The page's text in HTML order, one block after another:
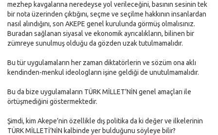
mezhep kavgalarına neredeyse yol verileceğini, basının sesinin tek
bir nota üzerinden çıktığını, seçme ve seçilme hakkının insanlardan
nasıl alındığını, son AKEPE genel kurulunda görmüş olmalısınız.
Buradan sağlanan siyasal ve ekonomik ayrıcalıkların, bilinen bir
zümreye sunulmuş olduğu da gözden uzak tutulmamalıdır.
Bu tür uygulamaların her zaman diktatörlerin ve sözüm ona aklı
kendinden-menkul ideologların işine geldiği de unutulmamalıdır.
Bu da bize uygulamaların TÜRK MİLLET’NİN genel amaçları ile
örtüşmediğini göstermektedir.
Şimdi, kim Akepe’nin özellikle dış politika da ki değer ve ilkelerinin
TÜRK MİLLETİ’NİN kalbinde yer bulduğunu söyleye bilir?